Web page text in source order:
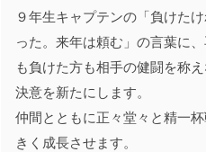
９年生キャプテンの「負けた
った。来年は頼む」の言葉に
も負けた方も相手の健闘を称
決意を新たにします。
仲間とともに正々堂々と精一
きく成長させます。